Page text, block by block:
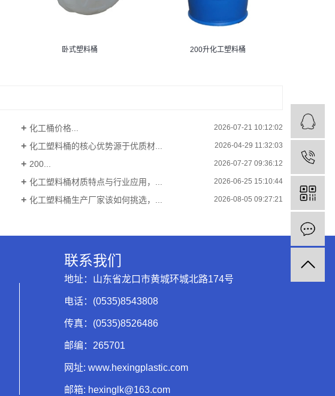
卧式塑料桶 200升化工塑料桶
化工桶价格... 2026-07-21 10:12:02
化工塑料桶的核心优势源于优质材... 2026-04-29 11:32:03
200... 2026-07-27 09:36:12
化工塑料桶材质特点与行业应用，... 2026-06-25 15:10:44
化工塑料桶生产厂家该如何挑选，... 2026-08-05 09:27:21
联系我们
地址：山东省龙口市黄城环城北路174号
电话：(0535)8543808
传真：(0535)8526486
邮编：265701
网址: www.hexingplastic.com
邮箱: hexinglk@163.com